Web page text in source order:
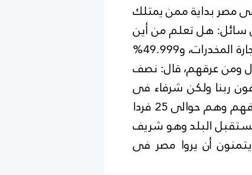
فى مصر بداية ممن يمتلك
مصرى . وسألني سائل: هل تعلم من أين
أتوا بهذه المليارات؟ قلت: لا، فقال: 50 % منهم من تجارة المخدرات، و49.999%
% أتوا بها من حلال ومن عرقهم، قال: نصف
ربنا ولكن شرفاء فى
التجارة، والنصف الباقى يصلى ويصوم ويعرف ربنا، نصفهم وهم حوالى 25 فردا
البلد وهو شريف
ويتمنون أن يروا مصر فى